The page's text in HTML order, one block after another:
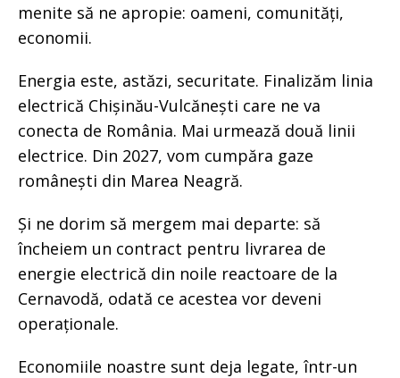
menite să ne apropie: oameni, comunități,
economii.
Energia este, astăzi, securitate. Finalizăm linia
electrică Chișinău-Vulcănești care ne va
conecta de România. Mai urmează două linii
electrice. Din 2027, vom cumpăra gaze
românești din Marea Neagră.
Și ne dorim să mergem mai departe: să
încheiem un contract pentru livrarea de
energie electrică din noile reactoare de la
Cernavodă, odată ce acestea vor deveni
operaționale.
Economiile noastre sunt deja legate, într-un